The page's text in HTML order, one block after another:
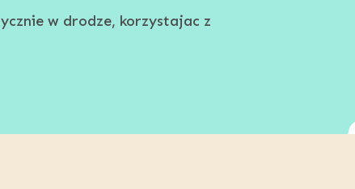
w drodze, korzystajac z